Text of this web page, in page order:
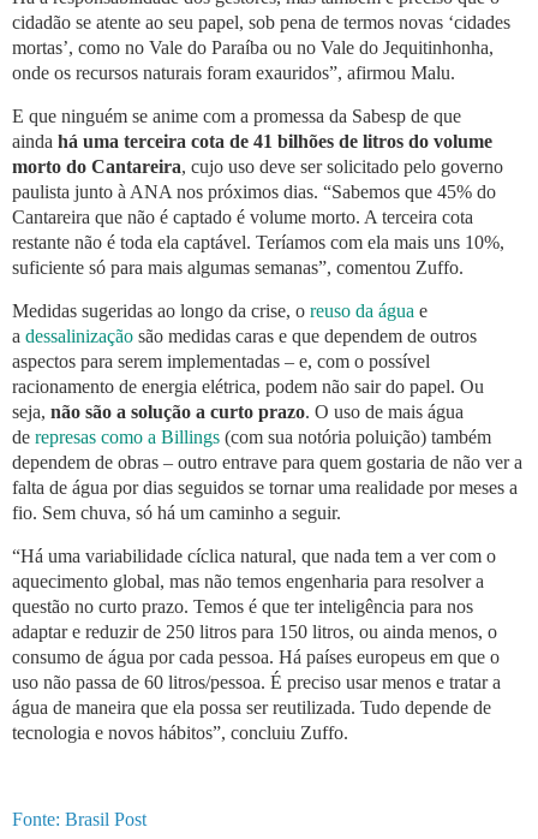
cidadão se atente ao seu papel, sob pena de termos novas ‘cidades
mortas’, como no Vale do Paraíba ou no Vale do Jequitinhonha,
onde os recursos naturais foram exauridos”, afirmou Malu.
E que ninguém se anime com a promessa da Sabesp de que
ainda há uma terceira cota de 41 bilhões de litros do volume
morto do Cantareira, cujo uso deve ser solicitado pelo governo
paulista junto à ANA nos próximos dias. “Sabemos que 45% do
Cantareira que não é captado é volume morto. A terceira cota
restante não é toda ela captável. Teríamos com ela mais uns 10%,
suficiente só para mais algumas semanas”, comentou Zuffo.
Medidas sugeridas ao longo da crise, o reuso da água e
a dessalinização são medidas caras e que dependem de outros
aspectos para serem implementadas – e, com o possível
racionamento de energia elétrica, podem não sair do papel. Ou
seja, não são a solução a curto prazo. O uso de mais água
de represas como a Billings (com sua notória poluição) também
dependem de obras – outro entrave para quem gostaria de não ver a
falta de água por dias seguidos se tornar uma realidade por meses a
fio. Sem chuva, só há um caminho a seguir.
“Há uma variabilidade cíclica natural, que nada tem a ver com o
aquecimento global, mas não temos engenharia para resolver a
questão no curto prazo. Temos é que ter inteligência para nos
adaptar e reduzir de 250 litros para 150 litros, ou ainda menos, o
consumo de água por cada pessoa. Há países europeus em que o
uso não passa de 60 litros/pessoa. É preciso usar menos e tratar a
água de maneira que ela possa ser reutilizada. Tudo depende de
tecnologia e novos hábitos”, concluiu Zuffo.
Fonte: Brasil Post